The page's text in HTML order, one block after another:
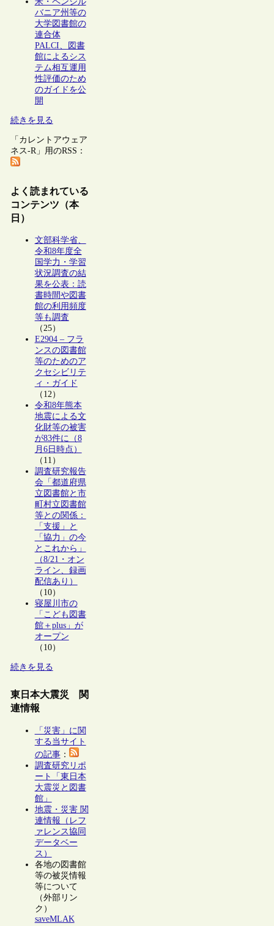
バニア州等の
大学図書館の
連合体
PALCI、図書
館によるシス
テム相互運用
性評価のため
のガイドを公
開
続きを見る
「カレントアウェア
ネス-R」用のRSS：
よく読まれている
コンテンツ（本
日）
文部科学省、
令和8年度全
国学力・学習
状況調査の結
果を公表：読
書時間や図書
館の利用頻度
等も調査
（25）
E2904 – フラ
ンスの図書館
等のためのア
クセシビリテ
ィ・ガイド
（12）
令和8年熊本
地震による文
化財等の被害
が83件に（8
月6日時点）
（11）
調査研究報告
会「都道府県
立図書館と市
町村立図書館
等との関係：
「支援」と
「協力」の今
とこれから」
（8/21・オン
ライン、録画
配信あり）
（10）
寝屋川市の
「こども図書
館＋plus」が
オープン
（10）
続きを見る
東日本大震災 関
連情報
「災害」に関
する当サイト
の記事：
調査研究リポ
ート「東日本
大震災と図書
館」
地震・災害 関
連情報（レフ
ァレンス協同
データベー
ス）
各地の図書館
等の被災情報
等について
（外部リン
ク）
saveMLAK